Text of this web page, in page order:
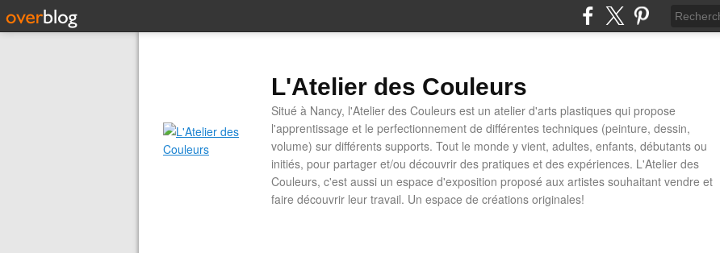
L'Atelier des Couleurs
Situé à Nancy, l'Atelier des Couleurs est un atelier d'arts plastiques qui propose
l'apprentissage et le perfectionnement de différentes techniques (peinture, dessin,
volume) sur différents supports. Tout le monde y vient, adultes, enfants, débutants ou
initiés, pour partager et/ou découvrir des pratiques et des expériences. L'Atelier des
Couleurs, c'est aussi un espace d'exposition proposé aux artistes souhaitant vendre et
faire découvrir leur travail. Un espace de créations originales!